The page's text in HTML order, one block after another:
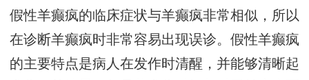
假性羊癫疯的临床症状与羊癫疯非常相似，所以
在诊断羊癫疯时非常容易出现误诊。假性羊癫疯
的主要特点是病人在发作时清醒，并能够清晰起